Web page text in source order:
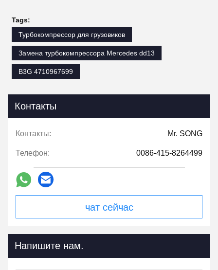
Tags:
Турбокомпрессор для грузовиков
Замена турбокомпрессора Mercedes dd13
B3G 4710967699
Контакты
Контакты: Mr. SONG
Телефон: 0086-415-8264499
чат сейчас
Напишите нам.